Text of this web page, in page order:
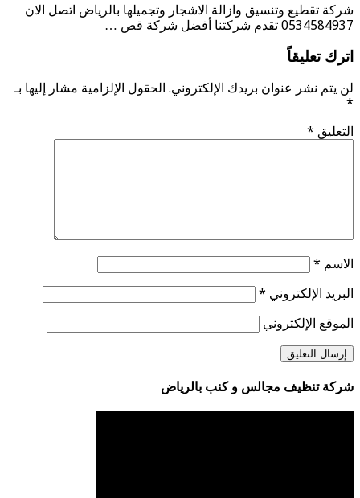
شركة تقطيع وتنسيق وازالة الاشجار وتجميلها بالرياض اتصل الان
0534584937 تقدم شركتنا أفضل شركة قص …
اترك تعليقاً
لن يتم نشر عنوان بريدك الإلكتروني. الحقول الإلزامية مشار إليها بـ
*
التعليق *
الاسم *
البريد الإلكتروني *
الموقع الإلكتروني
شركة تنظيف مجالس و كنب بالرياض